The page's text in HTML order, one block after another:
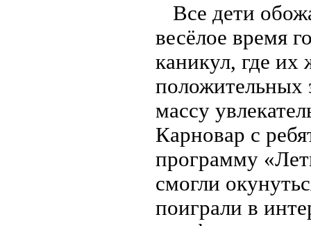
Все дети
весёлое время
каникул, где их
положительных
массу
Карновар с
программу
смогли
поиграли в